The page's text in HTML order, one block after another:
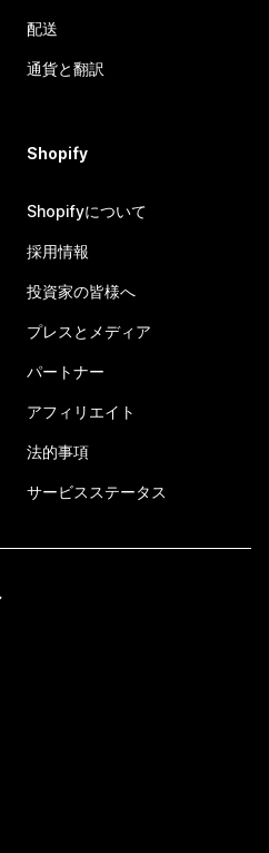
配送
通貨と翻訳
Shopify
Shopifyについて
採用情報
投資家の皆様へ
プレスとメディア
パートナー
アフィリエイト
法的事項
サービスステータス